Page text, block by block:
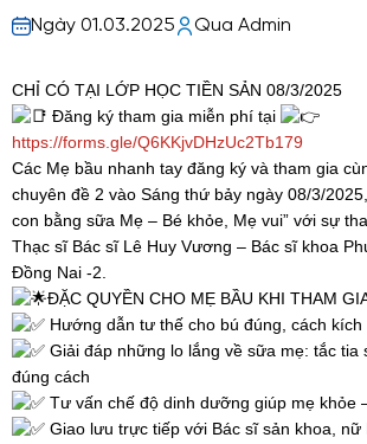
Ngày 01.03.2025 Qua Admin
CHỈ CÓ TẠI LỚP HỌC TIỀN SẢN 08/3/2025
Đăng ký tham gia miễn phí tại
https://forms.gle/Q6KKjvDHzUc2Tb179
Các Mẹ bầu nhanh tay đăng ký và tham gia
chuyên đề 2 vào Sáng thứ bảy ngày 08/3/
con bằng sữa Mẹ – Bé khỏe, Mẹ vui” với sự
Thạc sĩ Bác sĩ Lê Huy Vương – Bác sĩ khoa
Đồng Nai -2.
ĐẶC QUYỀN CHO MẸ BẦU KHI THAM
Hướng dẫn tư thế cho bú đúng, cách kích
Giải đáp những lo lắng về sữa mẹ: tắc tia
đúng cách
Tư vấn chế độ dinh dưỡng giúp mẹ khỏe
Giao lưu trực tiếp với Bác sĩ sản khoa, nữ